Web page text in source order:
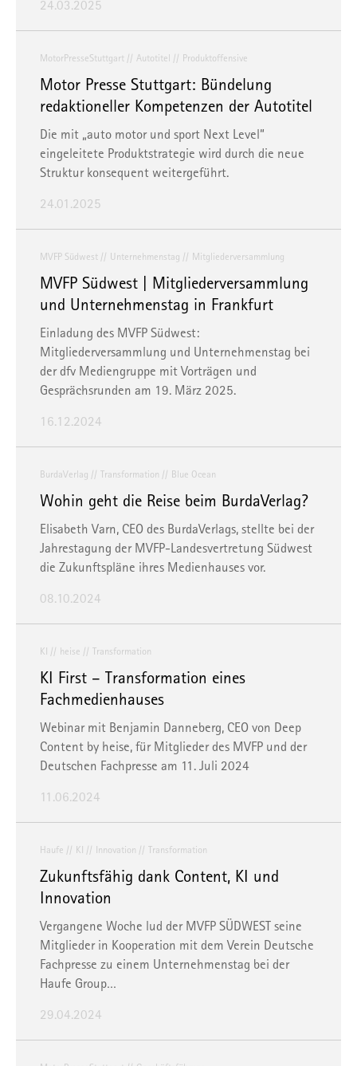
Sie können Ihre Präferenzen jederzeit anpassen sowie Ihre
Einwilligung widerrufen, indem Sie uns per E-Mail
informieren:
info@mvfp.de . Weitere Informationen finden
Impressum .
24.03.2025
MotorPresseStuttgart Autotitel Produktoffensive
Motor Presse Stuttgart: Bündelung
redaktioneller Kompetenzen der Autotitel
Die mit „auto motor und sport Next Level“
eingeleitete Produktstrategie wird durch die neue
Struktur konsequent weitergeführt.
24.01.2025
MVFP Südwest Unternehmenstag Mitgliederversammlung
MVFP Südwest | Mitgliederversammlung
und Unternehmenstag in Frankfurt
Einladung des MVFP Südwest:
Mitgliederversammlung und Unternehmenstag bei
der dfv Mediengruppe mit Vorträgen und
Gesprächsrunden am 19. März 2025.
16.12.2024
BurdaVerlag Transformation Blue Ocean
Wohin geht die Reise beim BurdaVerlag?
Elisabeth Varn, CEO des BurdaVerlags, stellte bei der
Jahrestagung der MVFP-Landesvertretung Südwest
die Zukunftspläne ihres Medienhauses vor.
08.10.2024
KI heise Transformation
KI First – Transformation eines
Fachmedienhauses
Webinar mit Benjamin Danneberg, CEO von Deep
Content by heise, für Mitglieder des MVFP und der
Deutschen Fachpresse am 11. Juli 2024
11.06.2024
Haufe KI Innovation Transformation
Zukunftsfähig dank Content, KI und
Innovation
Vergangene Woche lud der MVFP SÜDWEST seine
Mitglieder in Kooperation mit dem Verein Deutsche
Fachpresse zu einem Unternehmenstag bei der
Haufe Group…
29.04.2024